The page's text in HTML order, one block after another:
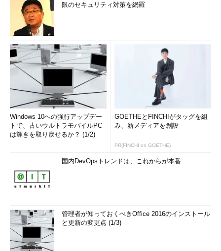
限のセキュリティ対策を網羅
Windows 10への強行アップデー
トで、古いウルトラモバイルPC
は輝きを取り戻せるか？ (1/2)
GOETHEとFINCHIがタッグを組
み、新メディアを創設
PR(FINCHI on GOETHE)
国内DevOpsトレンドは、これからが本番
管理者が知っておくべきOffice 2016のインストール
と更新の変更点 (1/3)